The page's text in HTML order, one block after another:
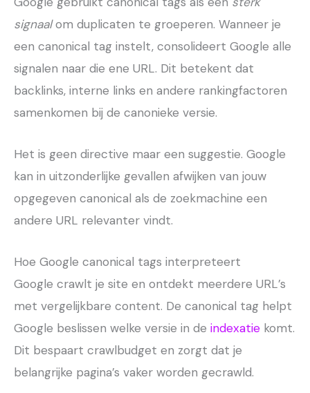
signaalom duplicaten te groeperen. Wanneer je
een canonical tag instelt, consolideert Google alle
signalen naar die ene URL. Dit betekent dat
backlinks, interne links en andere rankingfactoren
samenkomen bij de canonieke versie.
Het is geen directive maar een suggestie. Google
kan in uitzonderlijke gevallen afwijken van jouw
opgegeven canonical als de zoekmachine een
andere URL relevanter vindt.
Hoe Google canonical tags interpreteert
Google crawlt je site en ontdekt meerdere URL’s
met vergelijkbare content. De canonical tag helpt
Google beslissen welke versie in de indexatie komt.
Dit bespaart crawlbudget en zorgt dat je
belangrijke pagina’s vaker worden gecrawld.